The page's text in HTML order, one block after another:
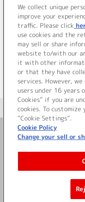
42.Summer Fantasy I
43. 眼差し
＜ BACK
＜ カタ
We collect unique
improve your
traffic. Please click
use cookies and the
may sell or share
website to/with our
it with other
or that they have
services. However,
users under 16 years
Cookies” if you are
cookies. To
“Cookie Settings”.
Cookie Policy
Change your sell or